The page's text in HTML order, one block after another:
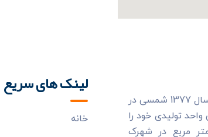
شرکت آرمان عایق سپاهان، در سال 1377 شمسی در
تولیدی خود را
زمینی به مساحت 3300 متر مربع در شهرک
لینک های سریع
خانه